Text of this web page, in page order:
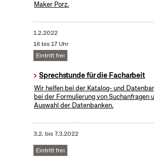
Maker Porz.
1.2.2022
16 bis 17 Uhr
Eintritt frei
Sprechstunde für die Facharbeit
Wir helfen bei der Katalog- und
bei der Formulierung von Suchanfragen
Auswahl der Datenbanken.
3.2. bis7.3.2022
Eintritt frei